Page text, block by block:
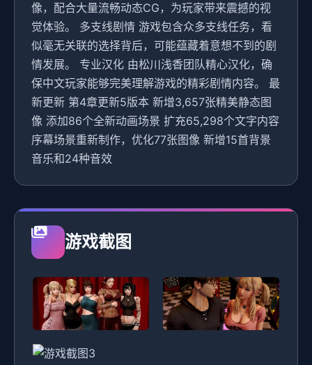
像，配合大量流畅动态CG，为玩家带来震撼的视
觉体验。 多支线剧情 游戏包含众多支线任务，看
似毫无关联的选择背后，可能蕴藏着意想不到的剧
情发展。 专业汉化 由松川浅香团队精心汉化，确
保中文玩家能够完美理解游戏的精彩剧情内容。 最
新更新 第4章更新5版本 新增3,657张精美静态图
像 添加86个全新动画场景 扩充65,298个文字内容
序幕场景重新制作，优化77张图像 新增15首背景
音乐和24种音效
游戏截图